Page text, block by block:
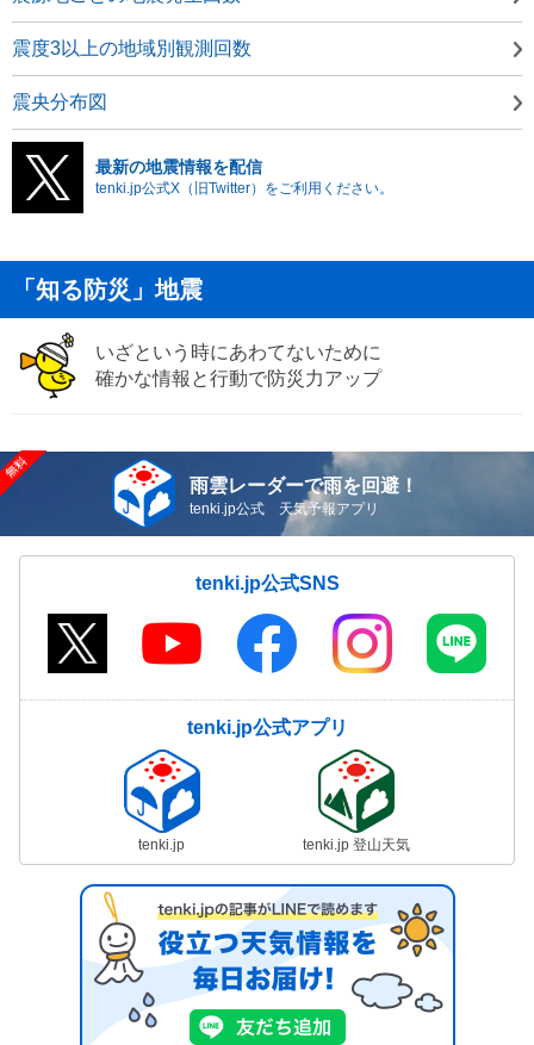
震度3以上の地域別観測回数
震央分布図
最新の地震情報を配信
tenki.jp公式X（旧Twitter）をご利用ください。
「知る防災」地震
いざという時にあわてないために
確かな情報と行動で防災力アップ
雨雲レーダーで雨を回避！
tenki.jp公式 天気予報アプリ
tenki.jp公式SNS
tenki.jp公式アプリ
tenki.jp tenki.jp 登山天気